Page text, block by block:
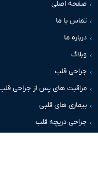
اصلی
با ما
ما
قلب
های پس از جراحی قلب
های قلبی
دریچه قلب